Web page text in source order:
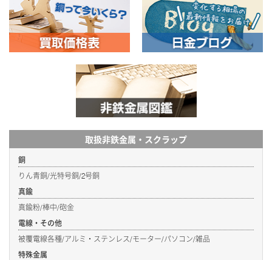
取扱非鉄金属・スクラップ
銅
りん青銅/光特号銅/2号銅
真鍮
真鍮粉/棒中/砲金
電線・その他
被覆電線各種/アルミ・ステンレス/モーター/パソコン/雑品
特殊金属